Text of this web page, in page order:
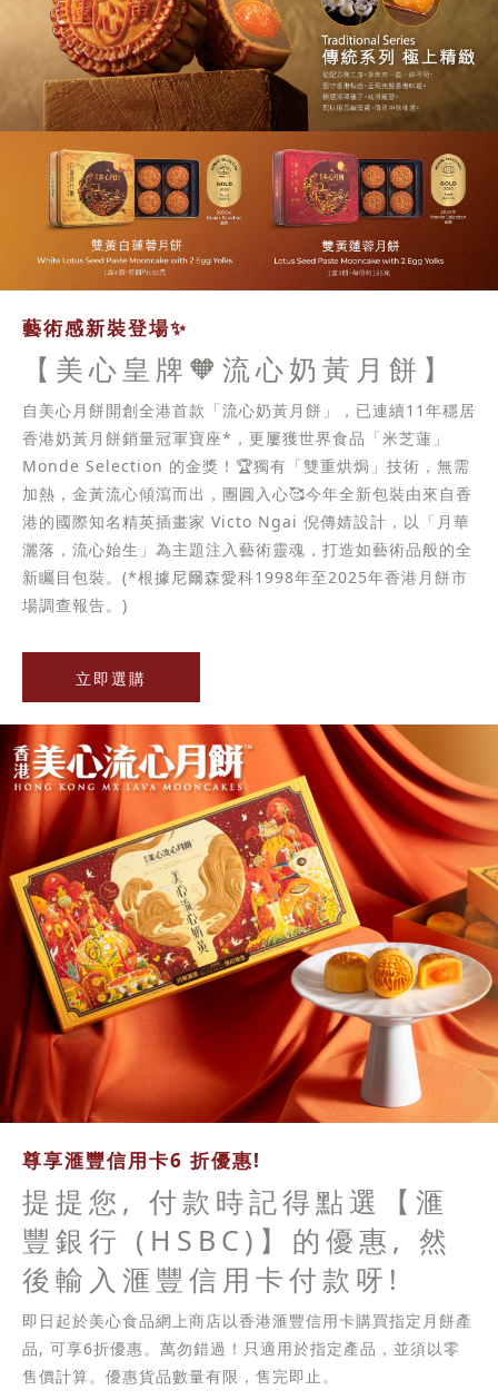
藝術感新裝登場✨
【美心皇牌🧡流心奶黃月餅】
自美心月餅開創全港首款「流心奶黃月餅」，已連續11年穩居
香港奶黃月餅銷量冠軍寶座*，更屢獲世界食品「米芝蓮」
Monde Selection 的金獎！🏆獨有「雙重烘焗」技術，無需
加熱，金黃流心傾瀉而出，團圓入心🥰今年全新包裝由來自香
港的國際知名精英插畫家 Victo Ngai 倪傳婧設計，以「月華
灑落，流心始生」為主題注入藝術靈魂，打造如藝術品般的全
新矚目包裝。(*根據尼爾森愛科1998年至2025年香港月餅市
場調查報告。)
立即選購
尊享滙豐信用卡6 折優惠!
提提您, 付款時記得點選【滙
豐銀行 (HSBC)】的優惠, 然
後輸入滙豐信用卡付款呀!
即日起於美心食品網上商店以香港滙豐信用卡購買指定月餅產
品, 可享6折優惠。萬勿錯過！只適用於指定產品，並須以零
售價計算。優惠貨品數量有限，售完即止。